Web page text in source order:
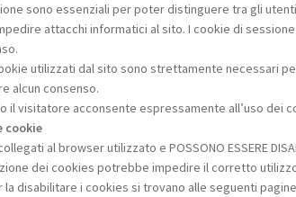
sono essenziali per poter distinguere tra gli
attacchi informatici al sito. I cookie di
utilizzati dal sito sono strettamente necessari
alcun consenso.
il visitatore acconsente espressamente all’uso dei
cookie
al browser utilizzato e POSSONO ESSERE
dei cookies potrebbe impedire il corretto
la disabilitare i cookies si trovano alle seguenti